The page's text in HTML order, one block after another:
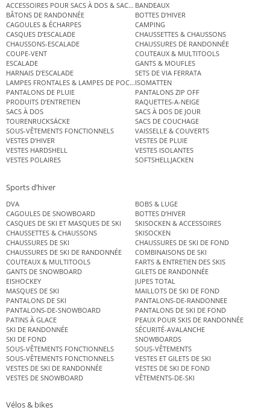
ACCESSOIRES POUR SACS À DOS & SACS ÉTANCHES
BANDEAUX
BÂTONS DE RANDONNÉE
BOTTES D’HIVER
CAGOULES & ÉCHARPES
CAMPING
CASQUES D’ESCALADE
CHAUSSETTES & CHAUSSONS
CHAUSSONS-ESCALADE
CHAUSSURES DE RANDONNÉE
COUPE-VENT
COUTEAUX & MULTITOOLS
ESCALADE
GANTS & MOUFLES
HARNAIS D’ESCALADE
SETS DE VIA FERRATA
LAMPES FRONTALES & LAMPES DE POCHEISOMATTEN
PANTALONS DE PLUIE
PANTALONS ZIP OFF
PRODUITS D’ENTRETIEN
RAQUETTES-A-NEIGE
SACS À DOS
SACS À DOS DE JOUR
TOURENRUCKSÄCKE
SACS DE COUCHAGE
SOUS-VÊTEMENTS FONCTIONNELS
VAISSELLE & COUVERTS
VESTES D’HIVER
VESTES DE PLUIE
VESTES HARDSHELL
VESTES ISOLANTES
VESTES POLAIRES
SOFTSHELLJACKEN
Sports d’hiver
DVA
BOBS & LUGE
CAGOULES DE SNOWBOARD
BOTTES D’HIVER
CASQUES DE SKI ET MASQUES DE SKI
SKISOCKEN & ACCESSOIRES
CHAUSSETTES & CHAUSSONS
SKISOCKEN
CHAUSSURES DE SKI
CHAUSSURES DE SKI DE FOND
CHAUSSURES DE SKI DE RANDONNÉE
COMBINAISONS DE SKI
COUTEAUX & MULTITOOLS
FARTS & ENTRETIEN DES SKIS
GANTS DE SNOWBOARD
GILETS DE RANDONNÉE
EISHOCKEY
JUPES TOTAL
MASQUES DE SKI
MAILLOTS DE SKI DE FOND
PANTALONS DE SKI
PANTALONS-DE-RANDONNEE
PANTALONS-DE-SNOWBOARD
PANTALONS DE SKI DE FOND
PATINS À GLACE
PEAUX POUR SKIS DE RANDONNÉE
SKI DE RANDONNÉE
SÉCURITÉ-AVALANCHE
SKI DE FOND
SNOWBOARDS
SOUS-VÊTEMENTS FONCTIONNELS
SOUS-VÊTEMENTS
SOUS-VÊTEMENTS FONCTIONNELS
VESTES ET GILETS DE SKI
VESTES DE SKI DE RANDONNÉE
VESTES DE SKI DE FOND
VESTES DE SNOWBOARD
VÊTEMENTS-DE-SKI
Vélos & bikes